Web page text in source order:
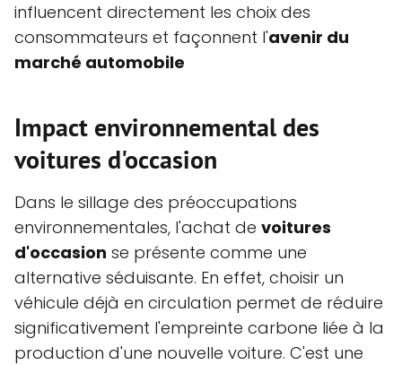
influencent directement les choix des
consommateurs et façonnent l'avenir du
marché automobile
Impact environnemental des
voitures d'occasion
Dans le sillage des préoccupations
environnementales, l'achat de voitures
d'occasion se présente comme une
alternative séduisante. En effet, choisir un
véhicule déjà en circulation permet de réduire
significativement l'empreinte carbone liée à la
production d'une nouvelle voiture. C'est une